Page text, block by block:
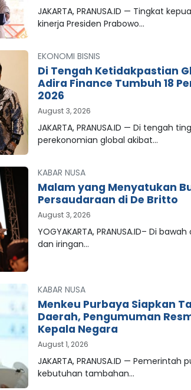
JAKARTA, PRANUSA.ID — Tingkat
kinerja Presiden Prabowo…
EKONOMI BISNIS
Di Tengah Ketidakpastian
Adira Finance Tumbuh 18
2026
August 3, 2026
JAKARTA, PRANUSA.ID — Di tengah
perekonomian global akibat…
KABAR NUSA
Malam yang Menyatukan
Persaudaraan di De Britto
August 3, 2026
YOGYAKARTA, PRANUSA.ID– Di
dan iringan…
KABAR NUSA
Menkeu Purbaya Siapkan
Daerah, Pengumuman
Kepala Negara
August 1, 2026
JAKARTA, PRANUSA.ID —
kebutuhan tambahan…